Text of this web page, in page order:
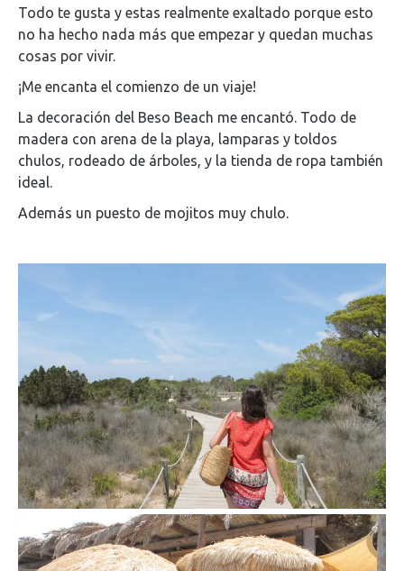
Todo te gusta y estas realmente exaltado porque esto
no ha hecho nada más que empezar y quedan muchas
cosas por vivir.
¡Me encanta el comienzo de un viaje!
La decoración del Beso Beach me encantó. Todo de
madera con arena de la playa, lamparas y toldos
chulos, rodeado de árboles, y la tienda de ropa también
ideal.
Además un puesto de mojitos muy chulo.